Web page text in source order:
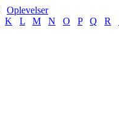
Oplevelser
K L M N O P Q R